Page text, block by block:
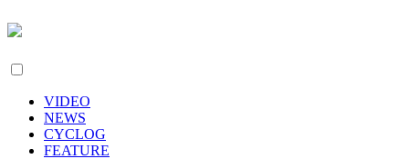
VIDEO
NEWS
CYCLOG
FEATURE